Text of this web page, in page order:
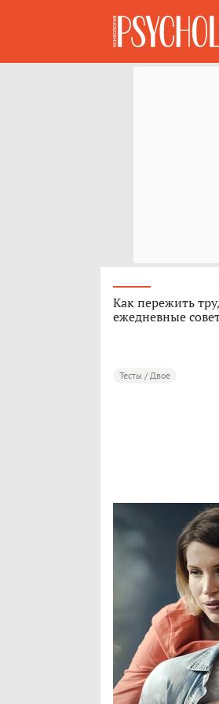
Как пережить
ежедневные
Тесты / Двое